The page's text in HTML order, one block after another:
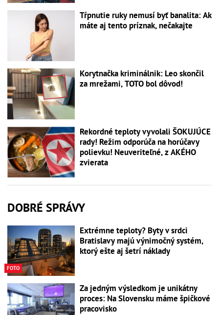
Tŕpnutie ruky nemusí byť banalita: Ak
máte aj tento príznak, nečakajte
Korytnačka kriminálnik: Leo skončil
za mrežami, TOTO bol dôvod!
Rekordné teploty vyvolali ŠOKUJÚCE
rady! Režim odporúča na horúčavy
polievku! Neuveriteľné, z AKÉHO
zvierata
DOBRÉ SPRÁVY
FOTO
Extrémne teploty? Byty v srdci
Bratislavy majú výnimočný systém,
ktorý ešte aj šetrí náklady
Za jedným výsledkom je unikátny
proces: Na Slovensku máme špičkové
pracovisko